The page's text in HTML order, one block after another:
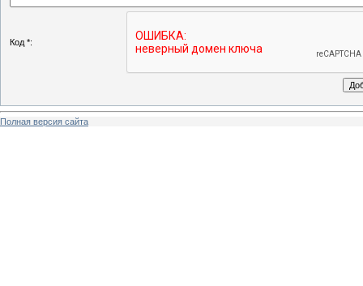
Код *:
Полная версия сайта